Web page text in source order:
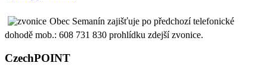
Obec Semanín zajišťuje po předchozí telefonické
dohodě mob.: 608 731 830 prohlídku zdejší zvonice.
CzechPOINT